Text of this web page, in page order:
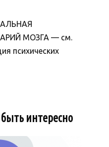
МОЗГА — см.
психических
интересно